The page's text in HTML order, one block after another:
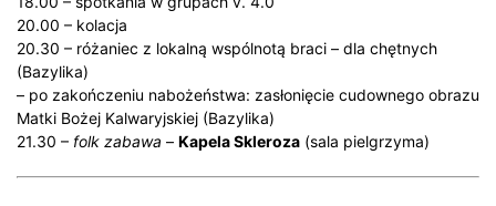
20.00 – kolacja
20.30 – różaniec z lokalną wspólnotą braci – dla chętnych
(Bazylika)
– po zakończeniu nabożeństwa: zasłonięcie cudownego obrazu
Matki Bożej Kalwaryjskiej (Bazylika)
21.30 – folk zabawa – Kapela Skleroza (sala pielgrzyma)